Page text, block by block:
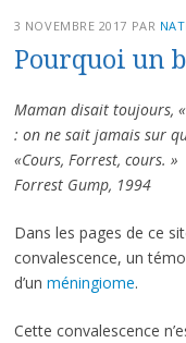
3 NOVEMBRE 2017 PAR
Pourquoi un
Maman disait toujours,
: on ne sait jamais sur
«Cours, Forrest, cours. »
Forrest Gump, 1994
Dans les pages de ce
convalescence, un
d’un méningiome.
Cette convalescence